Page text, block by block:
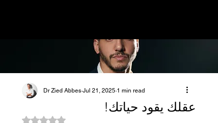
عقلك يقود حياتك!
Dr Zied Abbes Jul 21, 2025 1 min read
Rated NaN out of 5 stars.